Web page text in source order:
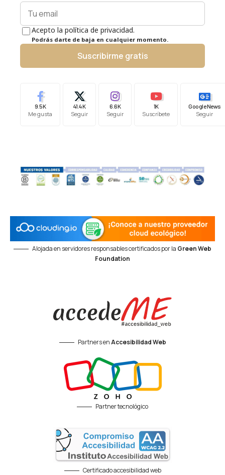
Acepto la política de privacidad.
Podrás darte de baja en cualquier momento.
Suscribirme gratis
9.5K
Me gusta
41.4K
Seguir
6.6K
Seguir
1K
Suscríbete
Google News
Seguir
Alojada en servidores responsables certificados por la Green Web
Foundation
Partners enAccesibilidad Web
Partner tecnológico
Certificado accesibilidad web